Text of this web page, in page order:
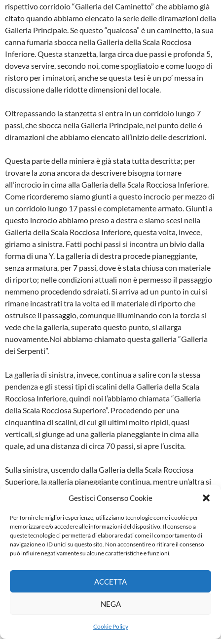
Gestisci Consenso Cookie
Per fornire le migliori esperienze, utilizziamo tecnologie come i cookie per
memorizzare e/o accedere alle informazioni del dispositivo. Il consenso a
queste tecnologie ci permetterà di elaborare dati come il comportamento di
navigazione o ID unici su questo sito. Non acconsentire o ritirare il consenso
può influire negativamente su alcune caratteristiche e funzioni.
ACCETTA
NEGA
Cookie Policy
rispettivo corridoio “Galleria del Caminetto” che abbiamo già
citato quando abbiamo elencato la serie delle diramazioni della
Galleria Principale. Se questo “qualcosa” è un caminetto, la sua
canna fumaria sbocca nella Galleria della Scala Rocciosa
Inferiore. Questa stanzetta, larga circa due passi e pro­fonda 5,
doveva servire, secondo noi, come spogliatoio e come luogo di
risto­ro per i minatori, anche se questa tesi è un po’ messa in
discussione dalle ri­dotte dimensioni del locale.
Oltrepassando la stanzetta si entra in un corridoio lungo 7
passi, che sbocca nella Galleria Principale, nel punto delle 6
diramazioni che abbiamo elencato all’inizio delle descrizioni.
Questa parte della miniera è già stata tutta descritta; per
trovare la zona ancora da descrivere bisogna tornare
all’incrocio in cima alla Galleria della Scala Rocciosa Inferiore.
Come ricorde­remo siamo giunti a questo incrocio per mezzo di
un corridoio lungo 17 passi e completamente armato. Giunti a
que­sto incrocio abbiamo preso a destra e siamo scesi nella
Galleria della Scala Rocciosa Inferiore, questa volta, invece,
giriamo a sinistra. Fatti pochi passi si incontra un bivio dalla
forma di una Y. La galleria di destra procede pianeg­giante,
senza armatura, per 7 passi, dove è stata chiusa con materiale
di riporto; nelle condizioni attuali non è permesso il passaggio
nemmeno proce­dendo sdraiati. Si arriva ad un punto in cui si
rimane incastrati tra la volta ed il materiale di riporto che
ostruisce il passaggio, comunque illuminando con la torcia si
vede che la galleria, superato questo punto, si allarga
nuovamente.Noi abbiamo chiamato questa galleria “Gal­leria
dei Serpenti”.
La galleria di sinistra, invece, con­tinua a salire con la stessa
pendenza e gli stessi tipi di scalini della Galleria della Scala
Rocciosa Inferiore, quindi noi l’abbiamo chiamata “Galleria
della Scala Rocciosa Superiore”. Procedendo per una
cinquantina di scalini, di cui gli ultimi molto ripidi, quasi
verticali, si giunge ad una galleria pianeggiante in cima alla
quale, ad una distanza di circa 70 passi, si apre l’uscita.
Sulla sinistra, uscendo dalla Galleria della Scala Rocciosa
Superiore, la galleria pianeggiante continua, mentre un’altra si
apre alle spalle della scala ed è raggiungibile superando la
GALLERIA SECONDARIA
L’ingresso della Galleria Secondaria, che non è altro che
direzione dell’ingres­so della Galleria Principale, però a un
piano superiore rispetto a questo e si apre su una discarice di